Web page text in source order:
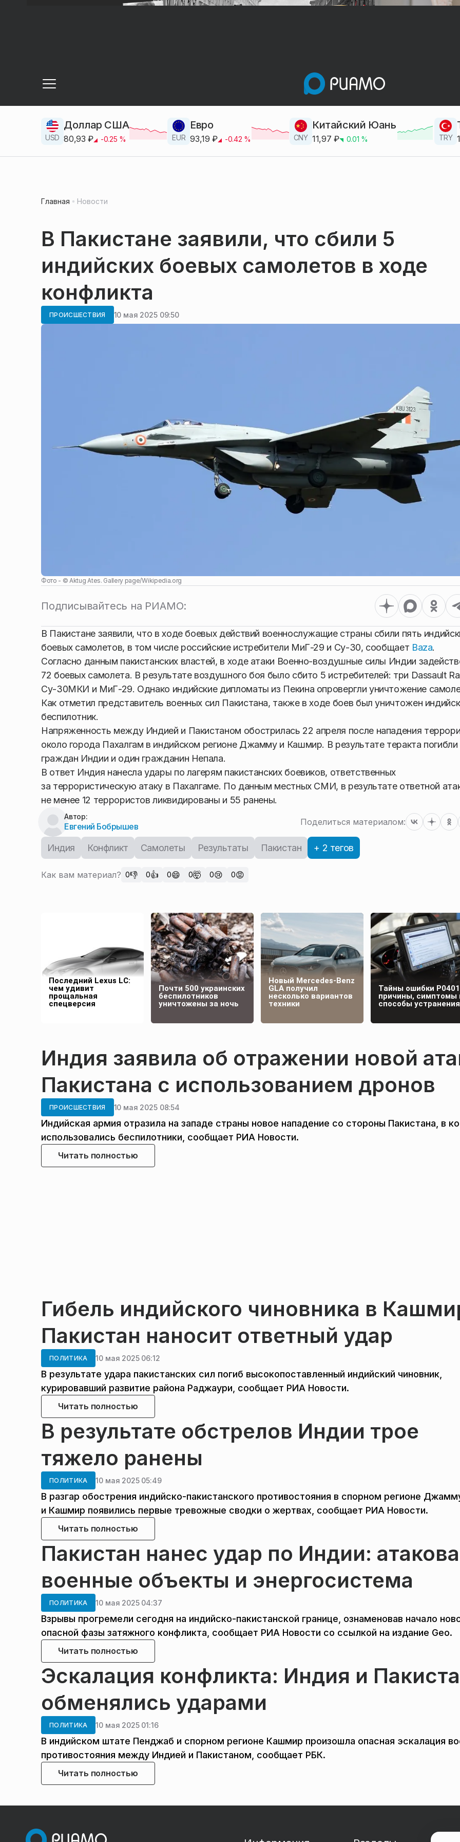
USD
Доллар США
80,93 ₽ -0.25 % EUR
Евро
93,19 ₽ -0.42 % CNY
Китайский Юань
11,97 ₽ 0.01 % TRY
Главная Новости
В Пакистане заявили, что сбили 5
индийских боевых самолетов в ходе
конфликта
ПРОИСШЕСТВИЯ 10 мая 2025 09:50
Фото - ©Aktug Ates. Gallery page/Wikipedia.org
Подписывайтесь на РИАМО:
В Пакистане заявили, что в ходе боевых действий военнослужащие страны сбили пять
боевых самолетов, в том числе российские истребители МиГ-29 и Су-30, сообщает Baza.
Согласно данным пакистанских властей, в ходе атаки Военно-воздушные силы Индии
72 боевых самолета. В результате воздушного боя было сбито 5 истребителей: три Dassault
Су-30МКИ и МиГ-29. Однако индийские дипломаты из Пекина опровергли уничтожение
Как отметил представитель военных сил Пакистана, также в ходе боев был уничтожен
беспилотник.
Напряженность между Индией и Пакистаном обострилась 22 апреля после нападения
около города Пахалгам в индийском регионе Джамму и Кашмир. В результате теракта
граждан Индии и один гражданин Непала.
В ответ Индия нанесла удары по лагерям пакистанских боевиков, ответственных
за террористическую атаку в Пахалгаме. По данным местных СМИ, в результате ответной
не менее 12 террористов ликвидированы и 55 ранены.
Автор:
Евгений Бобрышев Поделиться материалом:
Индия Конфликт Самолеты Результаты Пакистан + 2 тегов
Как вам материал? 0👎 0👍 0😄 0🤯 0😢 0😡
Последний Lexus LC:
чем удивит
прощальная
спецверсия
Почти 500 украинских
беспилотников
уничтожены за ночь
Новый Mercedes-Benz
GLA получил
несколько вариантов
техники
Тайны ошибки
причины, симптомы
способы устранения
Индия заявила об отражении новой
Пакистана с использованием дронов
ПРОИСШЕСТВИЯ 10 мая 2025 08:54
Индийская армия отразила на западе страны новое нападение со стороны Пакистана, в
использовались беспилотники, сообщает РИА Новости.
Читать полностью
Гибель индийского чиновника в
Пакистан наносит ответный удар
ПОЛИТИКА 10 мая 2025 06:12
В результате удара пакистанских сил погиб высокопоставленный индийский чиновник,
курировавший развитие района Раджаури, сообщает РИА Новости.
Читать полностью
В результате обстрелов Индии трое
тяжело ранены
ПОЛИТИКА 10 мая 2025 05:49
В разгар обострения индийско-пакистанского противостояния в спорном регионе
и Кашмир появились первые тревожные сводки о жертвах, сообщает РИА Новости.
Читать полностью
Пакистан нанес удар по Индии:
военные объекты и энергосистема
ПОЛИТИКА 10 мая 2025 04:37
Взрывы прогремели сегодня на индийско-пакистанской границе, ознаменовав начало
опасной фазы затяжного конфликта, сообщает РИА Новости со ссылкой на издание Geo.
Читать полностью
Эскалация конфликта: Индия и
обменялись ударами
ПОЛИТИКА 10 мая 2025 01:16
В индийском штате Пенджаб и спорном регионе Кашмир произошла опасная эскалация
противостояния между Индией и Пакистаном, сообщает РБК.
Читать полностью